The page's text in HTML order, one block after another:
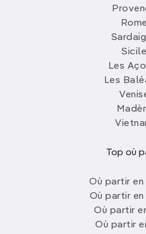
Sicile
Les
Les
Top où
Où partir en
Où partir en
Où partir
Où partir